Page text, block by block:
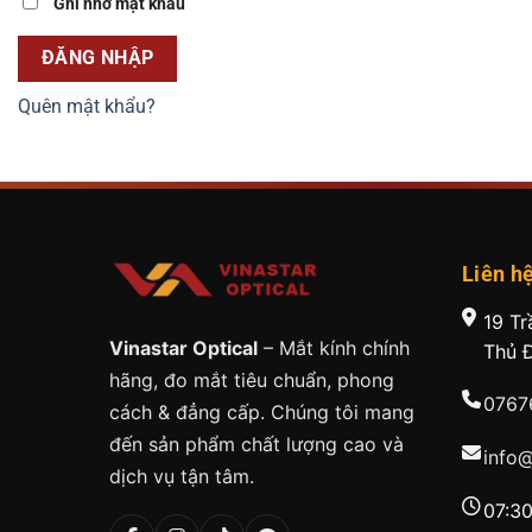
Ghi nhớ mật khẩu
ĐĂNG NHẬP
Quên mật khẩu?
Vinastar Optical – Mắt kính chính
hãng, đo mắt tiêu chuẩn, phong
cách & đẳng cấp. Chúng tôi mang
đến sản phẩm chất lượng cao và
dịch vụ tận tâm.
Liên
19
Thủ